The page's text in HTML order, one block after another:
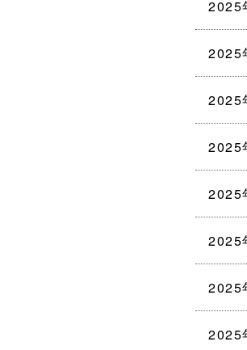
2025
2025
2025
2025
2025
2025
2025
2025